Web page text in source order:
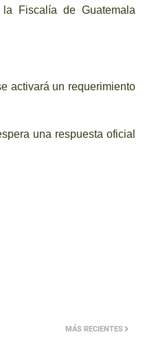
Fiscalía de Guatemala
activará un requerimiento
una respuesta oficial
MÁS RECIENTES